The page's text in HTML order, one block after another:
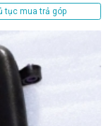
tục mua trả góp